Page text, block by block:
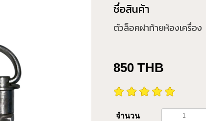
ชื่อสินค้า
ตัวล็อคฝาท้ายห้องเครื่อง
850 THB
จำนวน